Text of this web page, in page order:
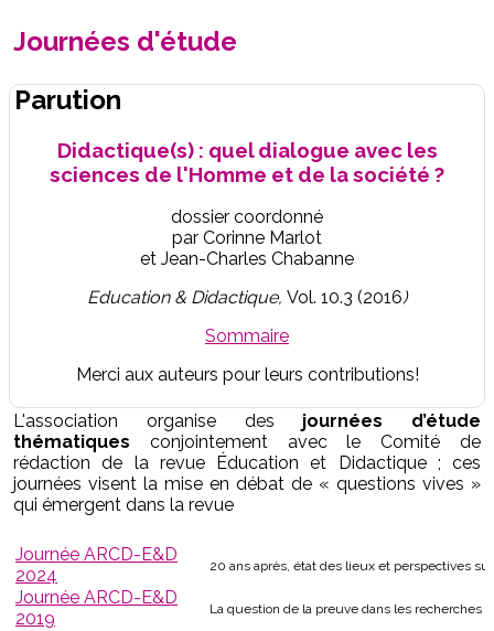
Journées d'étude
Parution
Didactique(s) : quel dialogue avec les
sciences de l'Homme et de la société ?
dossier coordonné
par Corinne Marlot
et Jean-Charles Chabanne
Education & Didactique, Vol. 10.3 (2016)
Sommaire
Merci aux auteurs pour leurs contributions!
L'association organise des journées d’étude
thématiques conjointement avec le Comité de
rédaction de la revue Éducation et Didactique ; ces
journées visent la mise en débat de « questions vives »
qui émergent dans la revue
Journée ARCD-E&D
2024
20 ans après, état des lieux et perspectives
Journée ARCD-E&D
2019
La question de la preuve dans les recherches